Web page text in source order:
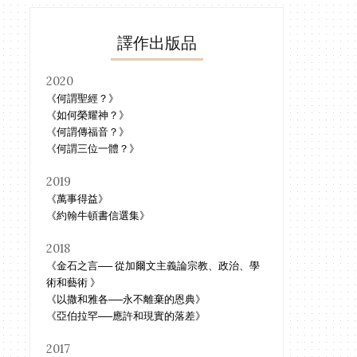
譯作出版品
2020
《何謂聖經？》
《如何榮耀神？》
《何謂傳福音？》
《何謂三位一體？》
2019
《萬事得益》
《約翰牛頓書信選集》
2018
《金石之言── 從加爾文主義論宗教、政治、學
術和藝術 》
《以撒和雅各──永不離棄的恩典》
《亞伯拉罕──應許和現實的落差》
2017